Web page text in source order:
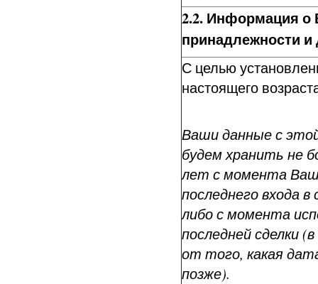
2.2. Информация о
принадлежности
С целью
настоящего
Ваши данные с
будем хранить не
лет с момента
последнего входа в
либо с момента
последней сделки
от того, какая
позже).